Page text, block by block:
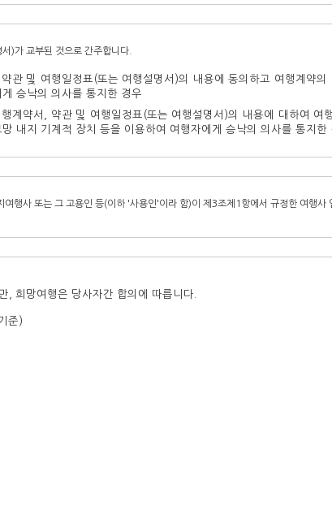
)가 교부된 것으로 간주합니다.
관 및 여행일정표(또는 여행설명서)의 내용에 동의하고 여행계약
승낙의 의사를 통지한 경우
계약서, 약관 및 여행일정표(또는 여행설명서)의 내용에 대하여 여
내지 기계적 장치 등을 이용하여 여행자에게 승낙의 의사를 통지한
행사 또는 그 고용인 등(이하 '사용인'이라 함)이 제3조제1항에서 규정한 여행사
희망여행은 당사자간 합의에 따릅니다.
준)